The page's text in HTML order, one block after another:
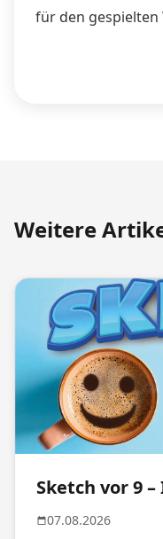
für den gespielten
Weitere
Sketch vor 9
07.08.2026